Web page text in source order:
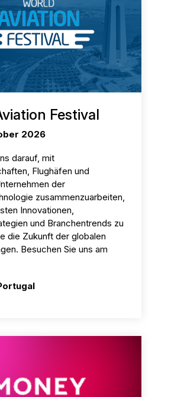
Festival
2026
darauf, mit
Flughäfen und
der
zusammenzuarbeiten,
Innovationen,
und Branchentrends zu
die Zukunft der globalen
Besuchen Sie uns am